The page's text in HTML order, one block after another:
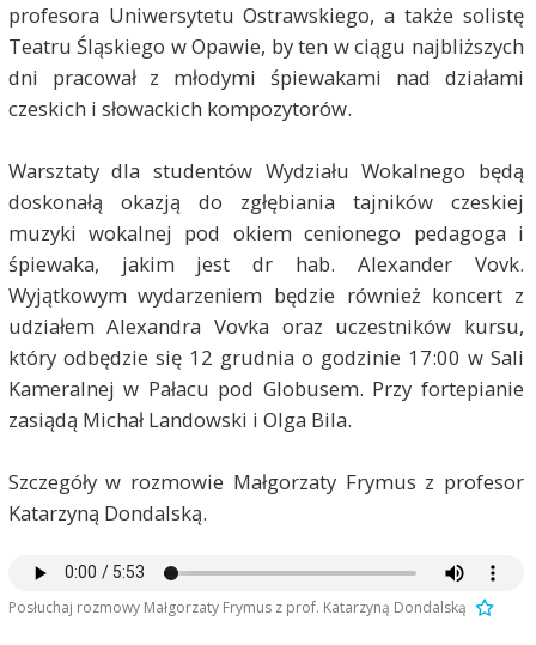
profesora Uniwersytetu Ostrawskiego, a także solistę
Teatru Śląskiego w Opawie, by ten w ciągu najbliższych
dni pracował z młodymi śpiewakami nad działami
czeskich i słowackich kompozytorów.
Warsztaty dla studentów Wydziału Wokalnego będą
doskonałą okazją do zgłębiania tajników czeskiej
muzyki wokalnej pod okiem cenionego pedagoga i
śpiewaka, jakim jest dr hab. Alexander Vovk.
Wyjątkowym wydarzeniem będzie również koncert z
udziałem Alexandra Vovka oraz uczestników kursu,
który odbędzie się 12 grudnia o godzinie 17:00 w Sali
Kameralnej w Pałacu pod Globusem. Przy fortepianie
zasiądą Michał Landowski i Olga Bila.
Szczegóły w rozmowie Małgorzaty Frymus z profesor
Katarzyną Dondalską.
Posłuchaj rozmowy Małgorzaty Frymus z prof. Katarzyną Dondalską